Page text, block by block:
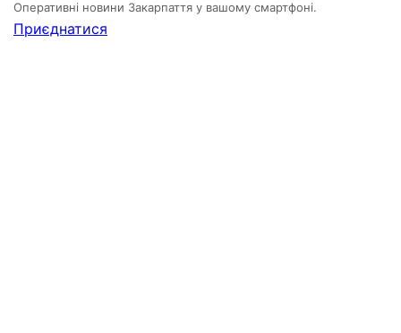
Оперативні новини Закарпаття у вашому смартфоні.
Приєднатися